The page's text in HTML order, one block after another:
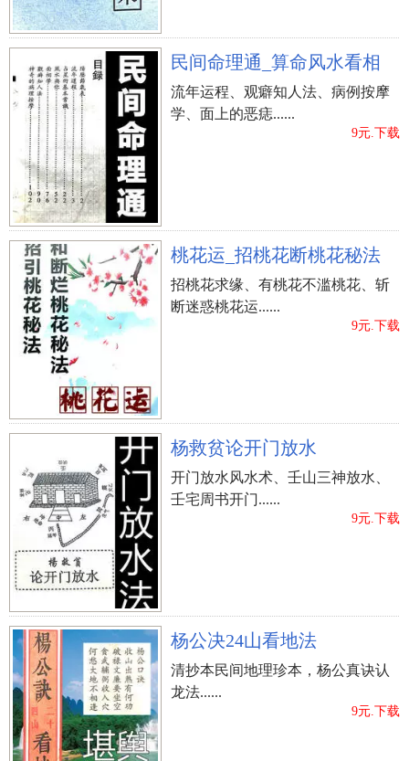
民间命理通_算命风水看相
流年运程、观癖知人法、病例按摩
学、面上的恶痣......
9元.下载
桃花运_招桃花断桃花秘法
招桃花求缘、有桃花不滥桃花、斩
断迷惑桃花运......
9元.下载
杨救贫论开门放水
开门放水风水术、壬山三神放水、
壬宅周书开门......
9元.下载
杨公决24山看地法
清抄本民间地理珍本，杨公真诀认
龙法......
9元.下载